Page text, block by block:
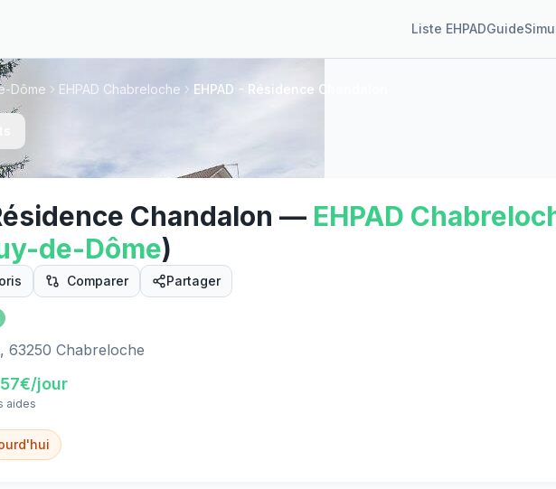
Liste EHPADGuide
Dôme EHPAD Chabreloche EHPAD - Résidence Chandalon
Chandalon — EHPAD
de-Dôme)
Comparer Partager
63250 Chabreloche
€/jour
aides